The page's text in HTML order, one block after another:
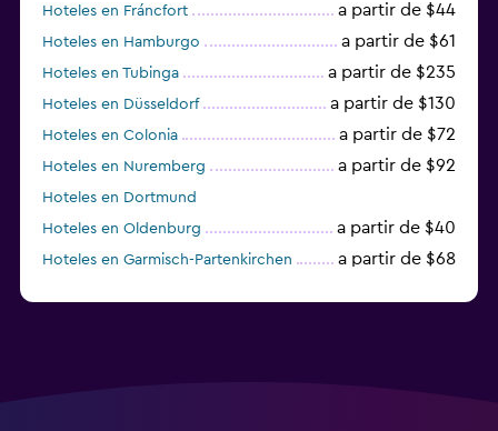
Hoteles en Fráncfort a partir de $44
Hoteles en Hamburgo a partir de $61
Hoteles en Tubinga a partir de $235
Hoteles en Düsseldorf a partir de $130
Hoteles en Colonia a partir de $72
Hoteles en Nuremberg a partir de $92
Hoteles en Dortmund
Hoteles en Oldenburg
a partir de $40
Hoteles en Garmisch-Partenkirchen a partir de $68